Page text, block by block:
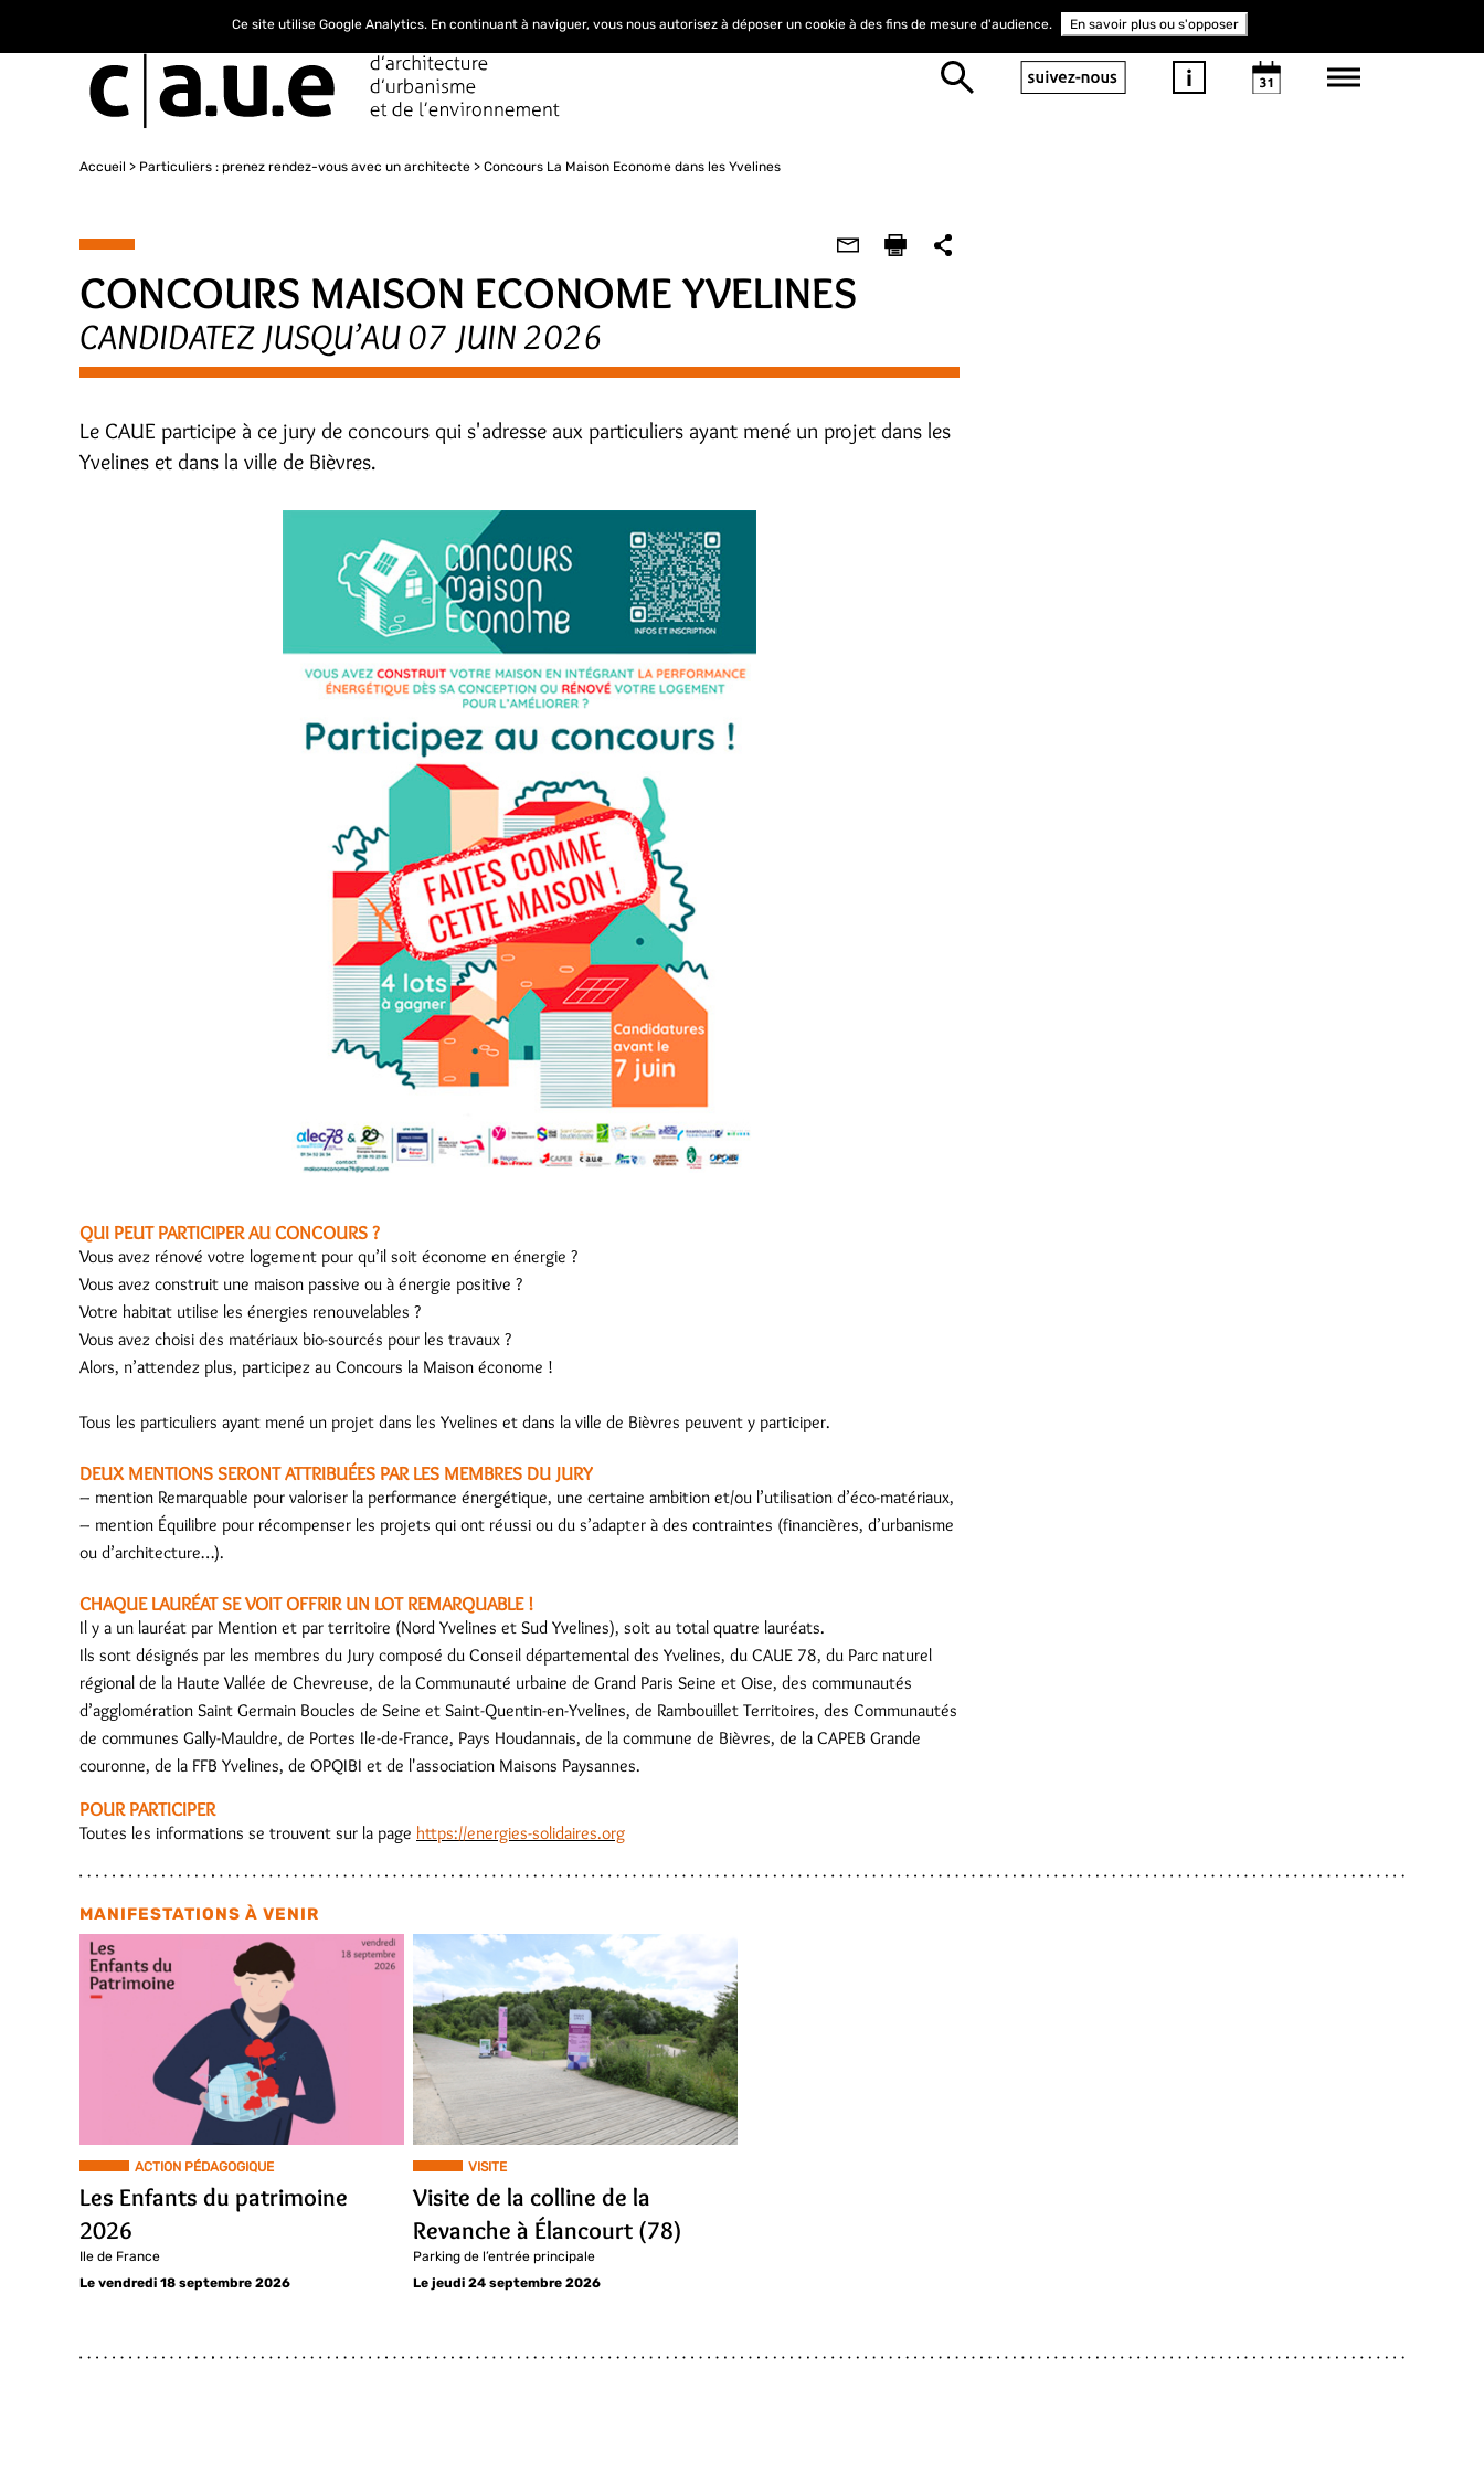
Accueil Particuliers : prenez rendez-vous avec un architecte Concours La Maison Econome dans les Yvelines
CONCOURS MAISON ECONOME YVELINES
CANDIDATEZ JUSQU’AU 07 JUIN 2026
Le CAUE participe à ce jury de concours qui s'adresse aux particuliers ayant mené un projet dans les
Yvelines et dans la ville de Bièvres.
QUI PEUT PARTICIPER AU CONCOURS ?
Vous avez rénové votre logement pour qu’il soit économe en énergie ?
Vous avez construit une maison passive ou à énergie positive ?
Votre habitat utilise les énergies renouvelables ?
Vous avez choisi des matériaux bio-sourcés pour les travaux ?
Alors, n’attendez plus, participez au Concours la Maison économe !
Tous les particuliers ayant mené un projet dans les Yvelines et dans la ville de Bièvres peuvent y participer.
DEUX MENTIONS SERONT ATTRIBUÉES PAR LES MEMBRES DU JURY
– mention Remarquable pour valoriser la performance énergétique, une certaine ambition et/ou l’utilisation d’éco-matériaux,
– mention Équilibre pour récompenser les projets qui ont réussi ou du s’adapter à des contraintes (financières, d’urbanisme
ou d’architecture…).
CHAQUE LAURÉAT SE VOIT OFFRIR UN LOT REMARQUABLE !
Il y a un lauréat par Mention et par territoire (Nord Yvelines et Sud Yvelines), soit au total quatre lauréats.
Ils sont désignés par les membres du Jury composé du Conseil départemental des Yvelines, du CAUE 78, du Parc naturel
régional de la Haute Vallée de Chevreuse, de la Communauté urbaine de Grand Paris Seine et Oise, des communautés
d’agglomération Saint Germain Boucles de Seine et Saint-Quentin-en-Yvelines, de Rambouillet Territoires, des Communautés
de communes Gally-Mauldre, de Portes Ile-de-France, Pays Houdannais, de la commune de Bièvres, de la CAPEB Grande
couronne, de la FFB Yvelines, de OPQIBI et de l'association Maisons Paysannes.
POUR PARTICIPER
Toutes les informations se trouvent sur la page https://energies-solidaires.org
MANIFESTATIONS À VENIR
ACTION PÉDAGOGIQUE
Les Enfants du patrimoine
2026
Ile de France
Le vendredi 18 septembre 2026
VISITE
Visite de la colline de la
Revanche à Élancourt (78)
Parking de l’entrée principale
Le jeudi 24 septembre 2026
Ce site utilise Google Analytics. En continuant à naviguer, vous nous autorisez à déposer un cookie à des fins de mesure d'audience. En savoir plus ou s'opposer